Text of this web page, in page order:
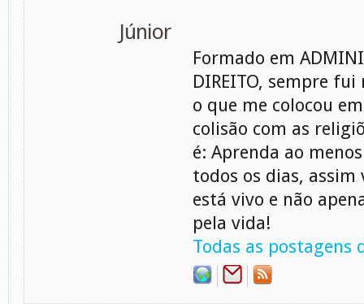
Júnior
Formado em
DIREITO, sempre
o que me colocou
colisão com as
é: Aprenda ao
todos os dias, assim
está vivo e não
pela vida!
Todas as postagens